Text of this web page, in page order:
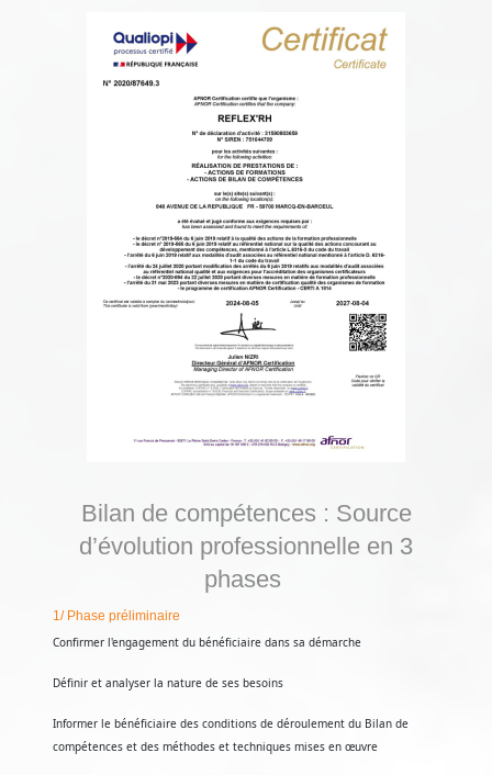
Bilan de compétences : Source
d’évolution professionnelle en 3
phases
1/ Phase préliminaire
Confirmer l'engagement du bénéficiaire dans sa démarche
Définir et analyser la nature de ses besoins
Informer le bénéficiaire des conditions de déroulement du Bilan de
compétences et des méthodes et techniques mises en œuvre